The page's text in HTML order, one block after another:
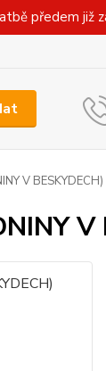
předem již
V BESKYDECH)
V